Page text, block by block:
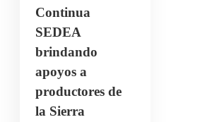
Continua
SEDEA
brindando
apoyos a
productores de
la Sierra